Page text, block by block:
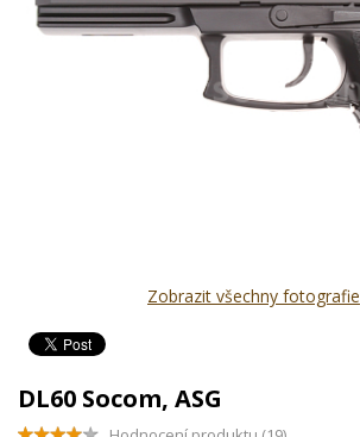
Zobrazit všechny fotografie
DL60 Socom, ASG